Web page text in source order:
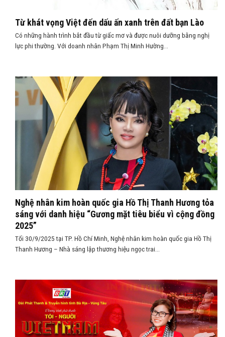
Từ khát vọng Việt đến dấu ấn xanh trên đất bạn Lào
Có những hành trình bắt đầu từ giấc mơ và được nuôi dưỡng bằng nghị
lực phi thường. Với doanh nhân Phạm Thị Minh Hường...
Nghệ nhân kim hoàn quốc gia Hồ Thị Thanh Hương tỏa
sáng với danh hiệu “Gương mặt tiêu biểu vì cộng đồng
2025”
Tối 30/9/2025 tại TP. Hồ Chí Minh, Nghệ nhân kim hoàn quốc gia Hồ Thị
Thanh Hương – Nhà sáng lập thương hiệu ngọc trai...